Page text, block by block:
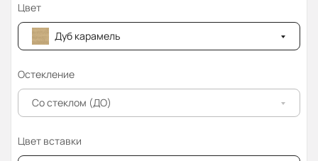
Цвет
Дуб карамель
Остекление
Со стеклом (ДО)
Цвет вставки